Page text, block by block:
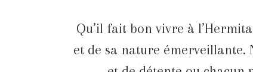
Qu’il fait bon vivre à
et de sa nature émerveillante.